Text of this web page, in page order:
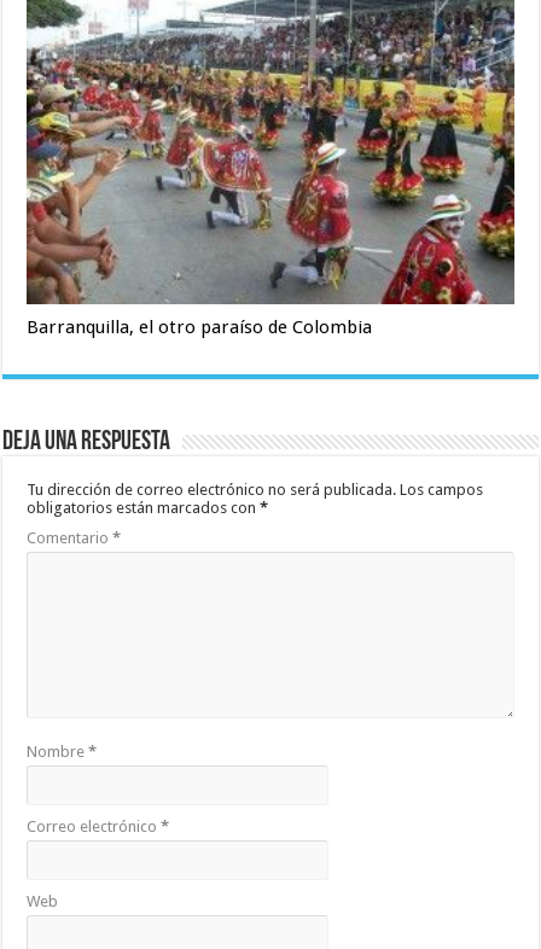
Barranquilla, el otro paraíso de Colombia
Deja una respuesta
Tu dirección de correo electrónico no será publicada. Los campos
obligatorios están marcados con*
Comentario*
Nombre*
Correo electrónico*
Web